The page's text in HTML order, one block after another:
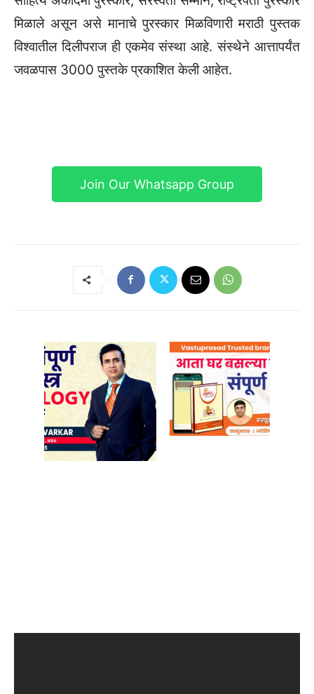
मिळाले असून असे मानाचे पुरस्कार मिळविणारी मराठी पुस्तक
विश्वातील दिलीपराज ही एकमेव संस्था आहे. संस्थेने आत्तापर्यंत
जवळपास 3000 पुस्तके प्रकाशित केली आहेत.
Join Our Whatsapp Group